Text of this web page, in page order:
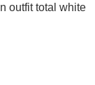
outfit total white